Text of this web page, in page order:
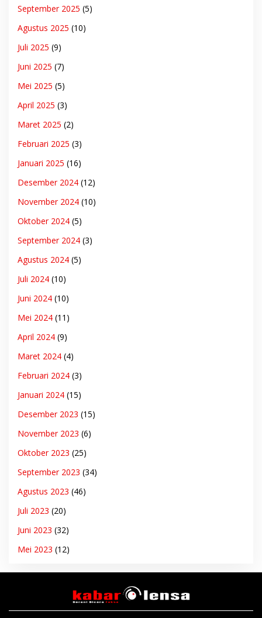
September 2025 (5)
Agustus 2025 (10)
Juli 2025 (9)
Juni 2025 (7)
Mei 2025 (5)
April 2025 (3)
Maret 2025 (2)
Februari 2025 (3)
Januari 2025 (16)
Desember 2024 (12)
November 2024 (10)
Oktober 2024 (5)
September 2024 (3)
Agustus 2024 (5)
Juli 2024 (10)
Juni 2024 (10)
Mei 2024 (11)
April 2024 (9)
Maret 2024 (4)
Februari 2024 (3)
Januari 2024 (15)
Desember 2023 (15)
November 2023 (6)
Oktober 2023 (25)
September 2023 (34)
Agustus 2023 (46)
Juli 2023 (20)
Juni 2023 (32)
Mei 2023 (12)